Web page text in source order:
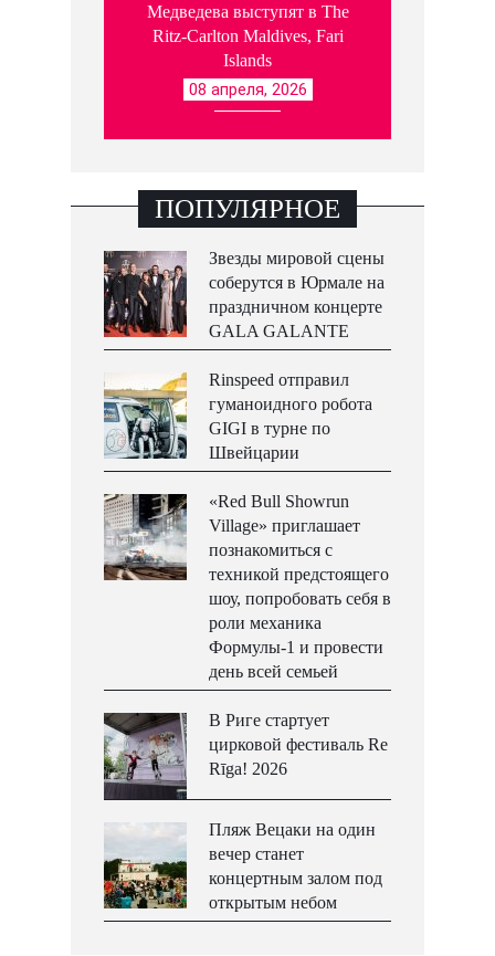
Медведева выступят в The
Ritz-Carlton Maldives, Fari
Islands
08 апреля, 2026
ПОПУЛЯРНОЕ
Звезды мировой сцены
соберутся в Юрмале на
праздничном концерте
GALA GALANTE
Rinspeed отправил
гуманоидного робота
GIGI в турне по
Швейцарии
«Red Bull Showrun
Village» приглашает
познакомиться с
техникой предстоящего
шоу, попробовать себя в
роли механика
Формулы-1 и провести
день всей семьей
В Риге стартует
цирковой фестиваль Re
Rīga! 2026
Пляж Вецаки на один
вечер станет
концертным залом под
открытым небом